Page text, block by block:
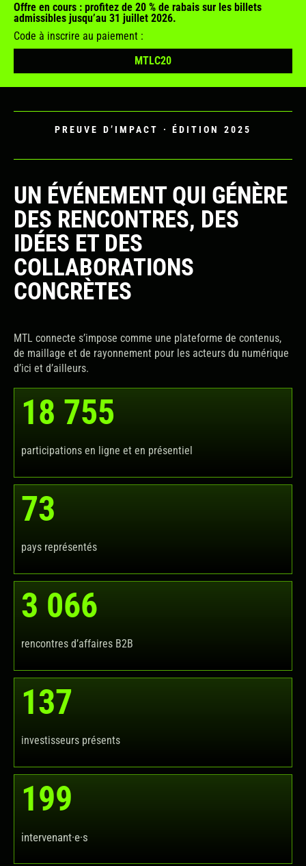
Offre en cours : profitez de 20 % de rabais sur les billets
admissibles jusqu’au 31 juillet 2026.
Code à inscrire au paiement :
MTLC20
PREUVE D’IMPACT · ÉDITION 2025
UN ÉVÉNEMENT QUI GÉNÈRE
DES RENCONTRES, DES
IDÉES ET DES
COLLABORATIONS
CONCRÈTES
MTL connecte s’impose comme une plateforme de contenus,
de maillage et de rayonnement pour les acteurs du numérique
d’ici et d’ailleurs.
18 755
participations en ligne et en présentiel
73
pays représentés
3 066
rencontres d’affaires B2B
137
investisseurs présents
199
intervenant·e·s